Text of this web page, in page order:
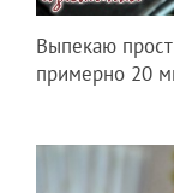
Выпекаю
примерно 20